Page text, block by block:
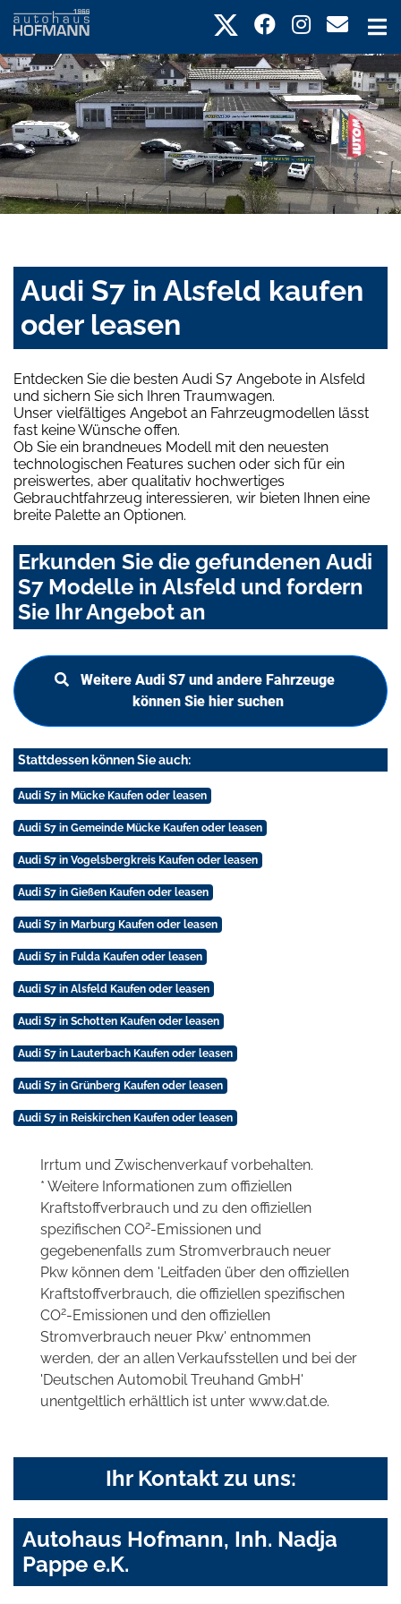
Audi S7 in Alsfeld kaufen
oder leasen
Entdecken Sie die besten Audi S7 Angebote in Alsfeld
und sichern Sie sich Ihren Traumwagen.
Unser vielfältiges Angebot an Fahrzeugmodellen lässt
fast keine Wünsche offen.
Ob Sie ein brandneues Modell mit den neuesten
technologischen Features suchen oder sich für ein
preiswertes, aber qualitativ hochwertiges
Gebrauchtfahrzeug interessieren, wir bieten Ihnen eine
breite Palette an Optionen.
Erkunden Sie die gefundenen Audi
S7 Modelle in Alsfeld und fordern
Sie Ihr Angebot an
Weitere Audi S7 und andere Fahrzeuge
können Sie hier suchen
Stattdessen können Sie auch:
Audi S7 in Mücke Kaufen oder leasen
Audi S7 in Gemeinde Mücke Kaufen oder leasen
Audi S7 in Vogelsbergkreis Kaufen oder leasen
Audi S7 in Gießen Kaufen oder leasen
Audi S7 in Marburg Kaufen oder leasen
Audi S7 in Fulda Kaufen oder leasen
Audi S7 in Alsfeld Kaufen oder leasen
Audi S7 in Schotten Kaufen oder leasen
Audi S7 in Lauterbach Kaufen oder leasen
Audi S7 in Grünberg Kaufen oder leasen
Audi S7 in Reiskirchen Kaufen oder leasen
Irrtum und Zwischenverkauf vorbehalten.
* Weitere Informationen zum offiziellen
Kraftstoffverbrauch und zu den offiziellen
spezifischen CO2-Emissionen und
gegebenenfalls zum Stromverbrauch neuer
Pkw können dem 'Leitfaden über den offiziellen
Kraftstoffverbrauch, die offiziellen spezifischen
CO2-Emissionen und den offiziellen
Stromverbrauch neuer Pkw' entnommen
werden, der an allen Verkaufsstellen und bei der
'Deutschen Automobil Treuhand GmbH'
unentgeltlich erhältlich ist unter www.dat.de.
Ihr Kontakt zu uns:
Autohaus Hofmann, Inh. Nadja
Pappe e.K.